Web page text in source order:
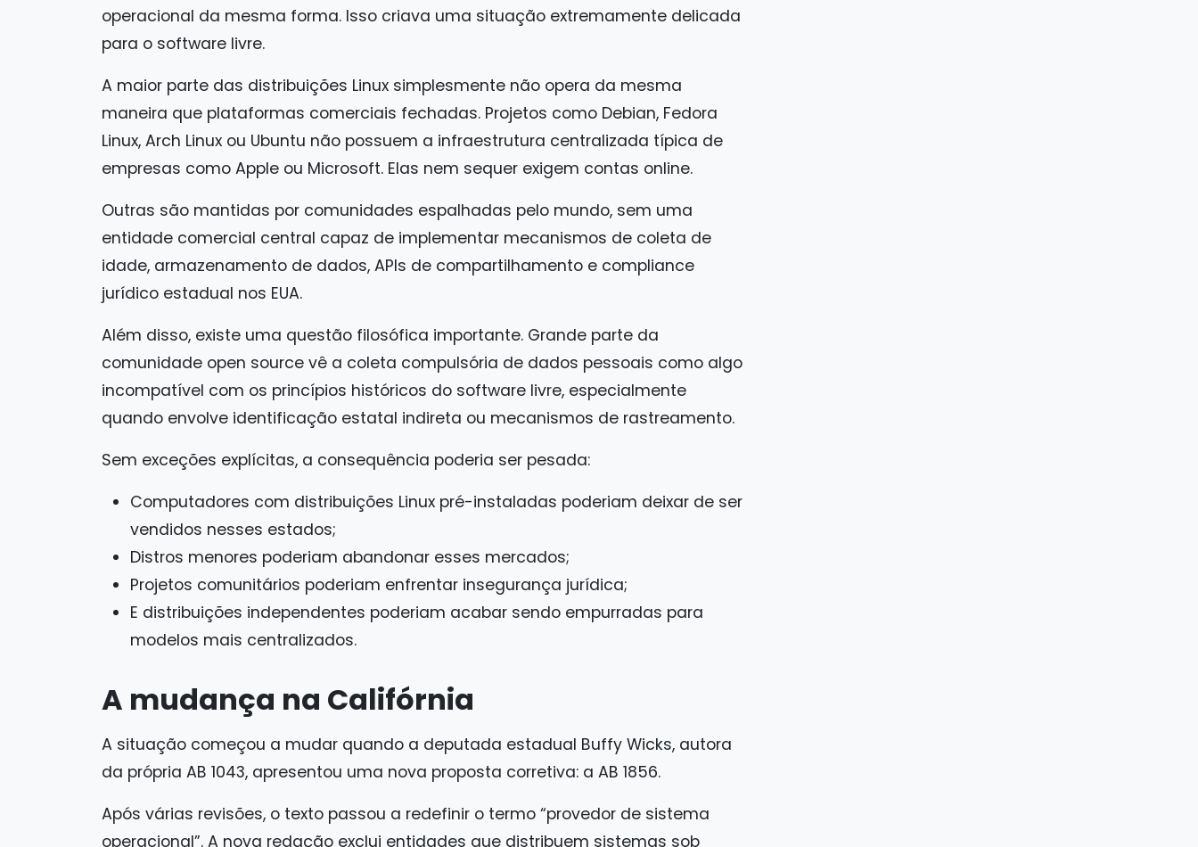
operacional da mesma forma. Isso criava uma situação extremamente delicada
para o software livre.
A maior parte das distribuições Linux simplesmente não opera da mesma
maneira que plataformas comerciais fechadas. Projetos como Debian, Fedora
Linux, Arch Linux ou Ubuntu não possuem a infraestrutura centralizada típica de
empresas como Apple ou Microsoft. Elas nem sequer exigem contas online.
Outras são mantidas por comunidades espalhadas pelo mundo, sem uma
entidade comercial central capaz de implementar mecanismos de coleta de
idade, armazenamento de dados, APIs de compartilhamento e compliance
jurídico estadual nos EUA.
Além disso, existe uma questão filosófica importante. Grande parte da
comunidade open source vê a coleta compulsória de dados pessoais como algo
incompatível com os princípios históricos do software livre, especialmente
quando envolve identificação estatal indireta ou mecanismos de rastreamento.
Sem exceções explícitas, a consequência poderia ser pesada:
Computadores com distribuições Linux pré-instaladas poderiam deixar de ser
vendidos nesses estados;
Distros menores poderiam abandonar esses mercados;
Projetos comunitários poderiam enfrentar insegurança jurídica;
E distribuições independentes poderiam acabar sendo empurradas para
modelos mais centralizados.
A mudança na Califórnia
A situação começou a mudar quando a deputada estadual Buffy Wicks, autora
da própria AB 1043, apresentou uma nova proposta corretiva: a AB 1856.
Após várias revisões, o texto passou a redefinir o termo “provedor de sistema
operacional”. A nova redação exclui entidades que distribuem sistemas sob